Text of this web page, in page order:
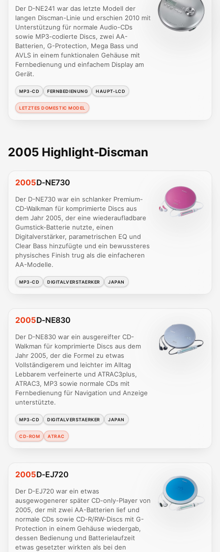
Der D-NE241 war das letzte Modell der
langen Discman-Linie und erschien 2010 mit
Unterstützung für normale Audio-CDs
sowie MP3-codierte Discs, zwei AA-
Batterien, G-Protection, Mega Bass und
AVLS in einem funktionalen Gehäuse mit
Fernbedienung und einfachem Display am
Gerät.
MP3-CD FERNBEDIENUNG HAUPT-LCD
LETZTES DOMESTIC MODEL
2005 Highlight-Discman
2005D-NE730
Der D-NE730 war ein schlanker Premium-
CD-Walkman für komprimierte Discs aus
dem Jahr 2005, der eine wiederaufladbare
Gumstick-Batterie nutzte, einen
Digitalverstärker, parametrischen EQ und
Clear Bass hinzufügte und ein bewussteres
physisches Finish trug als die einfacheren
AA-Modelle.
MP3-CD DIGITALVERSTAERKER JAPAN
2005D-NE830
Der D-NE830 war ein ausgereifter CD-
Walkman für komprimierte Discs aus dem
Jahr 2005, der die Formel zu etwas
Vollständigerem und leichter im Alltag
Lebbarem verfeinerte und ATRAC3plus,
ATRAC3, MP3 sowie normale CDs mit
Fernbedienung für Navigation und Anzeige
unterstützte.
MP3-CD DIGITALVERSTAERKER JAPAN
CD-ROM ATRAC
2005D-EJ720
Der D-EJ720 war ein etwas
ausgewogenerer später CD-only-Player von
2005, der mit zwei AA-Batterien lief und
normale CDs sowie CD-R/RW-Discs mit G-
Protection in einem Gehäuse wiedergab,
dessen Bedienung und Batterielaufzeit
etwas gesetzter wirkten als bei den